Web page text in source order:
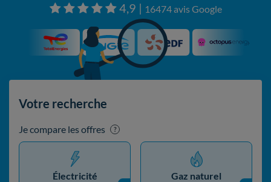
4,9 | 16474 avis Google
Votre recherche
Je compare les offres ?
Électricité Gaz naturel